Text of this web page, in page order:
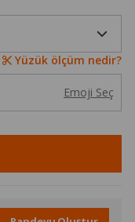
Yüzük ölçüm nedir?
Emoji Seç